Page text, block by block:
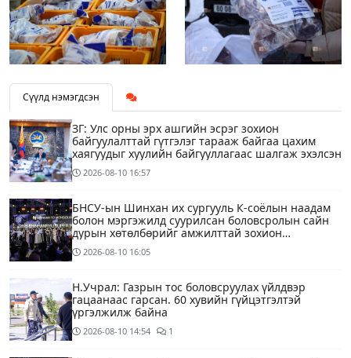
Сүүлд нэмэгдсэн
ЗГ: Улс орны эрх ашгийн эсрэг зохион
байгуулалттай гүтгэлэг тарааж байгаа цахим
хаягуудыг хуулийн байгууллагаас шалгаж эхэлсэн
2026-08-10 16:57
БНСУ-ын Шинхан их сургууль К-соёлын наадам
болон мэргэжилд суурилсан боловсролын сайн
дурын хөтөлбөрийг амжилттай зохион
байгууллаа
2026-08-10 16:05
Н.Учрал: Газрын тос боловсруулах үйлдвэр
гацаанаас гарсан. 60 хувийн гүйцэтгэлтэй
үргэлжилж байна
2026-08-10 14:54 1